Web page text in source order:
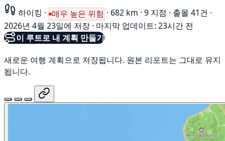
하이킹 · 매우 높은 위험 · 682 km · 9 지점 · 출몰 41건 ·
2026년 4월 23일에 저장 · 마지막 업데이트: 23시간 전
이 루트로 내 계획 만들기
새로운 여행 계획으로 저장됩니다. 원본 리포트는 그대로 유지
됩니다.